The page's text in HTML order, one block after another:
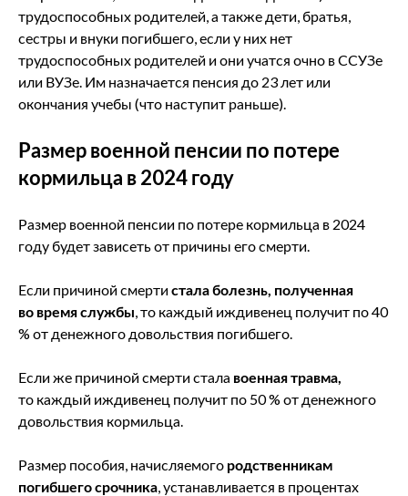
трудоспособных родителей, а также дети, братья,
сестры и внуки погибшего, если у них нет
трудоспособных родителей и они учатся очно в ССУЗе
или ВУЗе. Им назначается пенсия до 23 лет или
окончания учебы (что наступит раньше).
Размер военной пенсии по потере
кормильца в 2024 году
Размер военной пенсии по потере кормильца в 2024
году будет зависеть от причины его смерти.
Если причиной смерти стала болезнь, полученная
во время службы, то каждый иждивенец получит по 40
% от денежного довольствия погибшего.
Если же причиной смерти стала военная травма,
то каждый иждивенец получит по 50 % от денежного
довольствия кормильца.
Размер пособия, начисляемого родственникам
погибшего срочника, устанавливается в процентах